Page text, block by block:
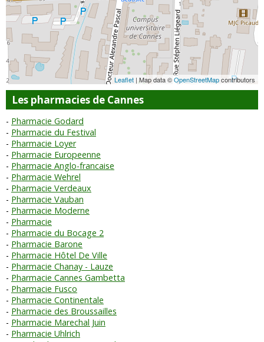
Leaflet | Map data ©OpenStreetMapcontributors
Les pharmacies de Cannes
Pharmacie Godard
Pharmacie du Festival
Pharmacie Loyer
Pharmacie Europeenne
Pharmacie Anglo-francaise
Pharmacie Wehrel
Pharmacie Verdeaux
Pharmacie Vauban
Pharmacie Moderne
Pharmacie
Pharmacie du Bocage 2
Pharmacie Barone
Pharmacie Hôtel De Ville
Pharmacie Chanay - Lauze
Pharmacie Cannes Gambetta
Pharmacie Fusco
Pharmacie Continentale
Pharmacie des Broussailles
Pharmacie Marechal Juin
Pharmacie Uhlrich